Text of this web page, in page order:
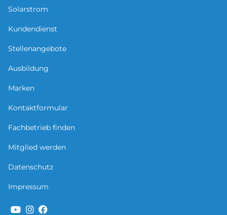
Solarstrom
Kundendienst
Stellenangebote
Ausbildung
Marken
Kontaktformular
Fachbetrieb finden
Mitglied werden
Datenschutz
Impressum